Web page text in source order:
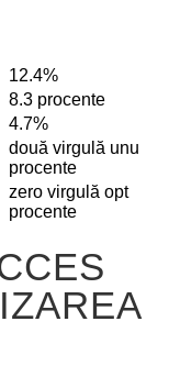
12.4%
8.3 procente
4.7%
două virgulă unu
procente
zero virgulă opt
procente